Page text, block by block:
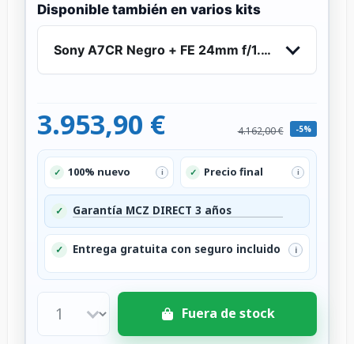
Disponible también en varios kits
Sony A7CR Negro + FE 24mm f/1.4 GM
3.953,90 € 4.162,00 € -5%
✓ 100% nuevo i ✓ Precio final i
✓ Garantía MCZ DIRECT 3 años
✓ Entrega gratuita con seguro incluido i
Fuera de stock